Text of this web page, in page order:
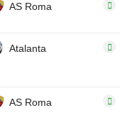
AS Roma
Atalanta
AS Roma